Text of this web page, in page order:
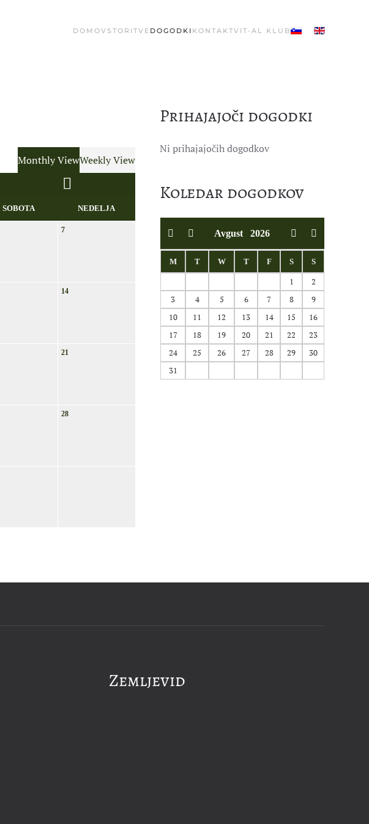
DOMOV STORITVE DOGODKI KONTAKTVIT-AL KLUB
Monthly ViewWeekly View
SOBOTA NEDELJA
7
14
21
28
Prihajajoči dogodki
Ni prihajajočih dogodkov
Koledar dogodkov
Avgust 2026
M T W T F S S
1
2
3
4 5 6 7 8
9
10
11 12 13 14 15
16
17
18 19 20 21 22
23
24
25 26 27 28 29
30
31
Zemljevid